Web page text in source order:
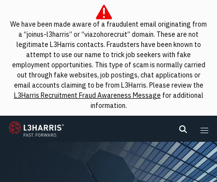
We have been made aware of a fraudulent email originating from
a “joinus-l3harris” or “viazohorecruit” domain. These are not
legitimate L3Harris contacts. Fraudsters have been known to
attempt to use our name to trick job seekers with fake
employment opportunities. This type of scam is normally carried
out through fake websites, job postings, chat applications or
email accounts claiming to be from L3Harris. Please review the
L3Harris Recruitment Fraud Awareness Message for additional
information.
L3Harris
Search